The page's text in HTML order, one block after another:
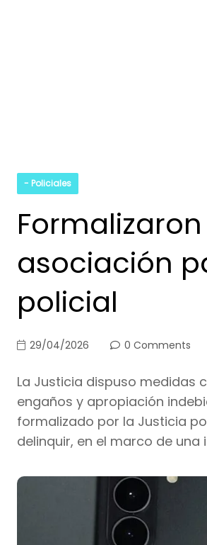
- Policiales
asociación
policial
29/04/2026 0 Comments
La Justicia dispuso medidas
engaños y apropiación
formalizado por la Justicia
delinquir, en el marco de